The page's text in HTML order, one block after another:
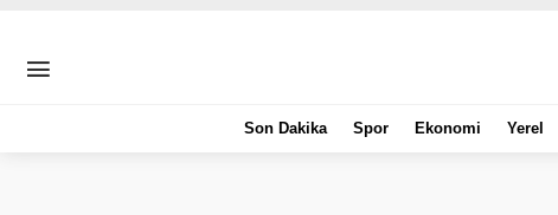
Son Dakika Spor Ekonomi Yerel